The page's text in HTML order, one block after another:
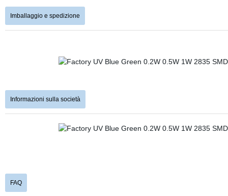
Imballaggio e spedizione
Informazioni sulla società
FAQ